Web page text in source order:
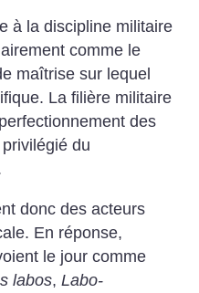
à la discipline militaire
comme le
maîtrise sur lequel
La filière militaire
des
du
donc des acteurs
En réponse,
le jour comme
labos,Labo-